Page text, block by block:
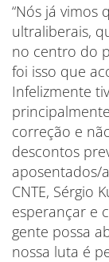
“Nós já vimos
ultraliberais,
no centro do
foi isso que
Infelizmente
correção e
descontos
aposentados/
CNTE, Sérgio
esperançar e
gente possa
nossa luta é